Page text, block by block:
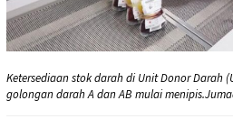
Ketersediaan stok darah di Unit Donor Darah
golongan darah A dan AB mulai